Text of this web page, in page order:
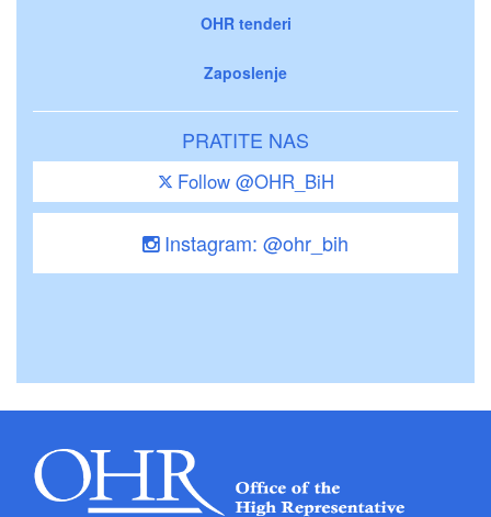
OHR tenderi
Zaposlenje
PRATITE NAS
Follow @OHR_BiH
Instagram: @ohr_bih